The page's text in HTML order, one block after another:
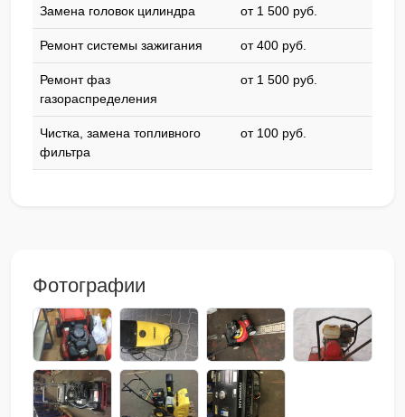
Замена головок цилиндра от 1 500 pyб.
Ремонт системы зажигания от 400 pyб.
Ремонт фаз
газораспределения
от 1 500 pyб.
Чистка, замена топливного
фильтра
от 100 pyб.
Фотографии